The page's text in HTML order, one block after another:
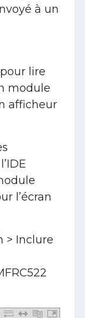
à un
lire
module
afficheur
l’écran
> Inclure